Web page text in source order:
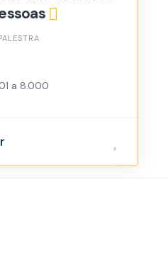
a 8.000